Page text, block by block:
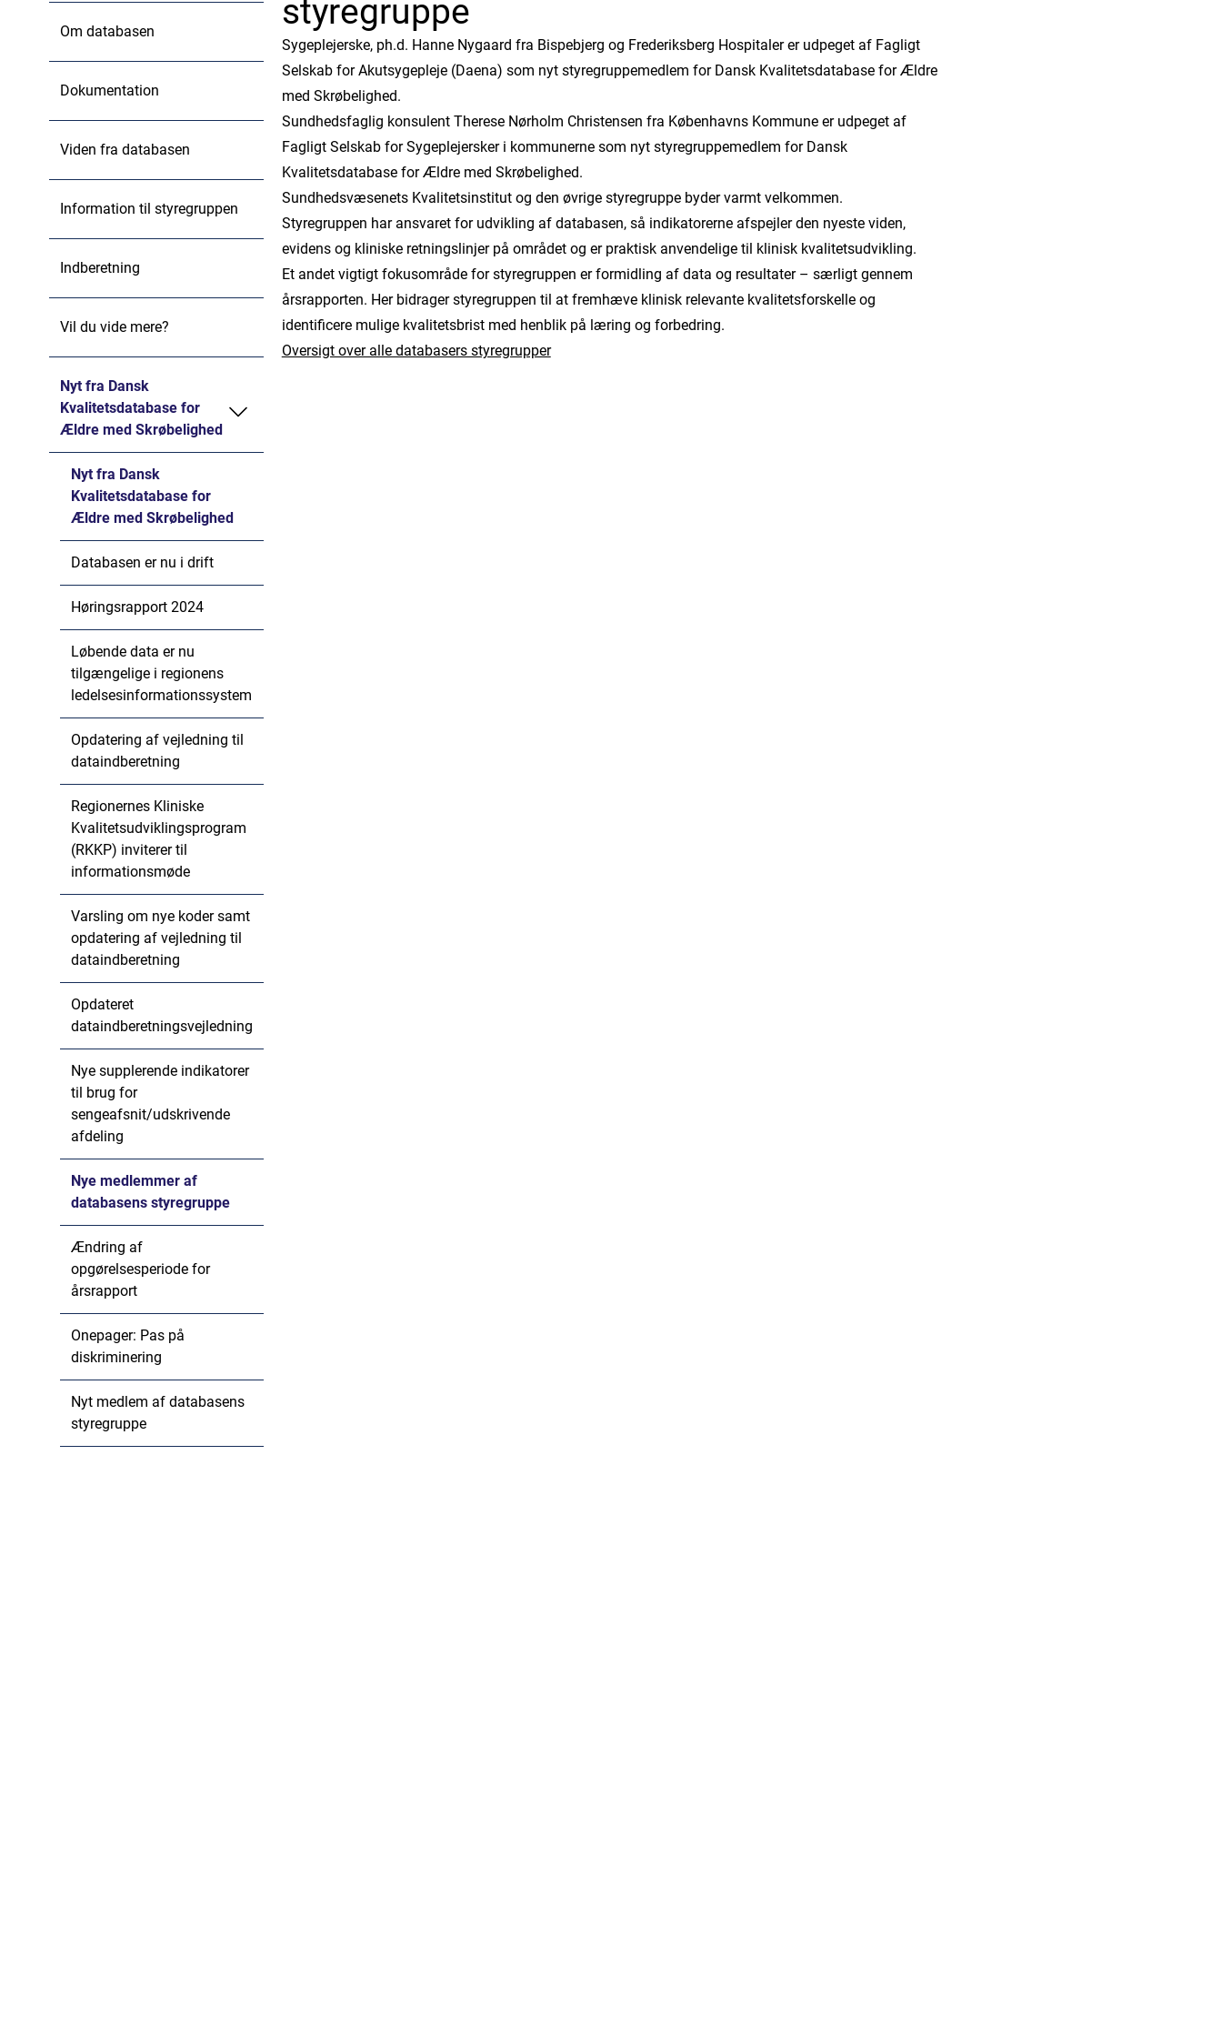
Om databasen
Dokumentation
Viden fra databasen
Information til styregruppen
Indberetning
Vil du vide mere?
Nyt fra Dansk
Kvalitetsdatabase for
Ældre med Skrøbelighed
Nyt fra Dansk
Kvalitetsdatabase for
Ældre med Skrøbelighed
Databasen er nu i drift
Høringsrapport 2024
Løbende data er nu
tilgængelige i regionens
ledelsesinformationssystem
Opdatering af vejledning til
dataindberetning
Regionernes Kliniske
Kvalitetsudviklingsprogram
(RKKP) inviterer til
informationsmøde
Varsling om nye koder samt
opdatering af vejledning til
dataindberetning
Opdateret
dataindberetningsvejledning
Nye supplerende indikatorer
til brug for
sengeafsnit/udskrivende
afdeling
Nye medlemmer af
databasens styregruppe
Ændring af
opgørelsesperiode for
årsrapport
Onepager: Pas på
diskriminering
Nyt medlem af databasens
styregruppe
styregruppe
Sygeplejerske, ph.d. Hanne Nygaard fra Bispebjerg og Frederiksberg Hospitaler er udpeget af Fagligt
Selskab for Akutsygepleje (Daena) som nyt styregruppemedlem for Dansk Kvalitetsdatabase for Ældre
med Skrøbelighed.
Sundhedsfaglig konsulent Therese Nørholm Christensen fra Københavns Kommune er udpeget af
Fagligt Selskab for Sygeplejersker i kommunerne som nyt styregruppemedlem for Dansk
Kvalitetsdatabase for Ældre med Skrøbelighed.
Sundhedsvæsenets Kvalitetsinstitut og den øvrige styregruppe byder varmt velkommen.
Styregruppen har ansvaret for udvikling af databasen, så indikatorerne afspejler den nyeste viden,
evidens og kliniske retningslinjer på området og er praktisk anvendelige til klinisk kvalitetsudvikling.
Et andet vigtigt fokusområde for styregruppen er formidling af data og resultater – særligt gennem
årsrapporten. Her bidrager styregruppen til at fremhæve klinisk relevante kvalitetsforskelle og
identificere mulige kvalitetsbrist med henblik på læring og forbedring.
Oversigt over alle databasers styregrupper